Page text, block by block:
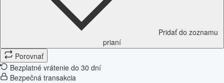
Pridať do zoznamu
prianí
Porovnať
Bezplatné vrátenie do 30 dní
Bezpečná transakcia